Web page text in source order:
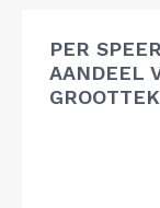
PER
AANDEEL